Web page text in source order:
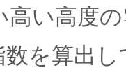
高い高度
数を算出